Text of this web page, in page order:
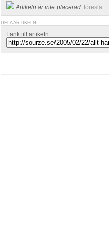
Artikeln är inte placerad. föreslå
DELA ARTIKELN
Länk till artikeln: